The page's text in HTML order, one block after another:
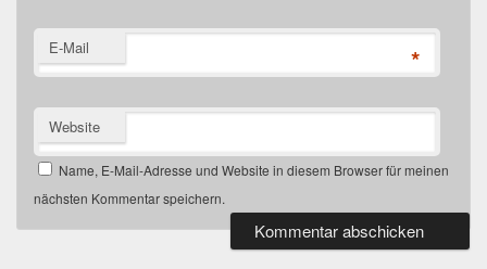
E-Mail *
Website
Name, E-Mail-Adresse und Website in diesem Browser für meinen
nächsten Kommentar speichern.